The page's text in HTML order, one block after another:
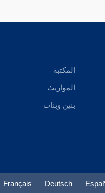
المكتبة
المواريث
بنين وبنات
Deutsch
Français